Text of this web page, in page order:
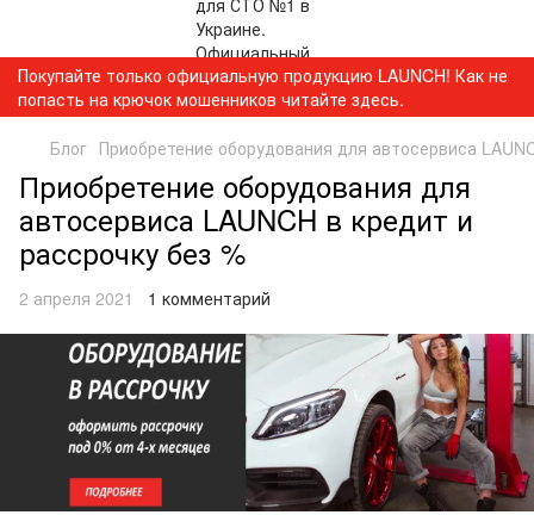
Покупайте только официальную продукцию LAUNCH! Как не
попасть на крючок мошенников читайте здесь.
Блог Приобретение оборудования для автосервиса
Приобретение оборудования для
автосервиса LAUNCH в кредит и
рассрочку без %
2 апреля 2021 1 комментарий